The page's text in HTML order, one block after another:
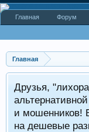
Главная
Друзья,
и мошенников!
на дешевые
Главная Форум